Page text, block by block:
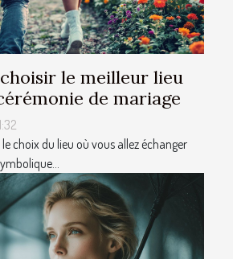
le meilleur lieu
de mariage
choix du lieu où vous allez échanger